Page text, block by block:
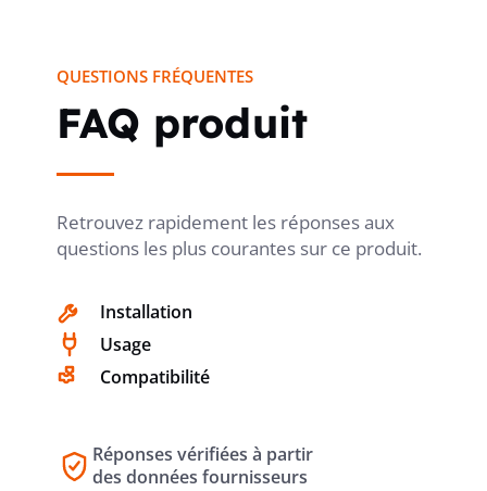
QUESTIONS FRÉQUENTES
FAQ produit
Retrouvez rapidement les réponses aux
questions les plus courantes sur ce produit.
Installation
Usage
Compatibilité
Réponses vérifiées à partir
des données fournisseurs